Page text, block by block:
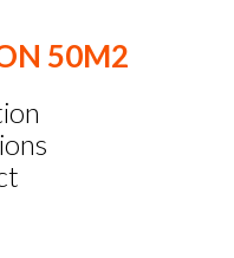
50M2